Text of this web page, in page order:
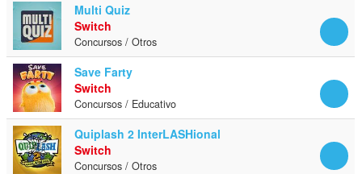
Multi Quiz
Switch
Concursos / Otros
Save Farty
Switch
Concursos / Educativo
Quiplash 2 InterLASHional
Switch
Concursos / Otros